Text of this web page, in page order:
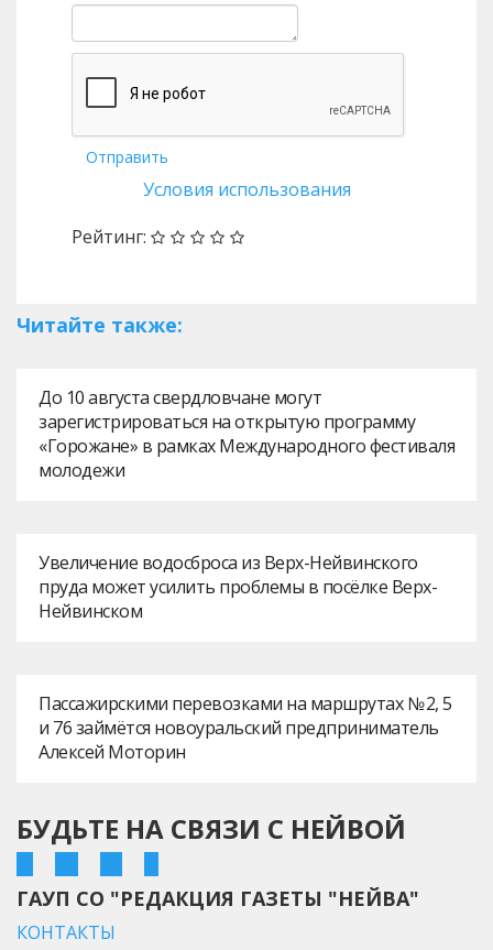
Отправить
Условия использования
Рейтинг:
Читайте также:
До 10 августа свердловчане могут
зарегистрироваться на открытую программу
«Горожане» в рамках Международного фестиваля
молодежи
Увеличение водосброса из Верх-Нейвинского
пруда может усилить проблемы в посёлке Верх-
Нейвинском
Пассажирскими перевозками на маршрутах № 2, 5
и 76 займётся новоуральский предприниматель
Алексей Моторин
БУДЬТЕ НА СВЯЗИ С НЕЙВОЙ
ГАУП СО "РЕДАКЦИЯ ГАЗЕТЫ "НЕЙВА"
КОНТАКТЫ